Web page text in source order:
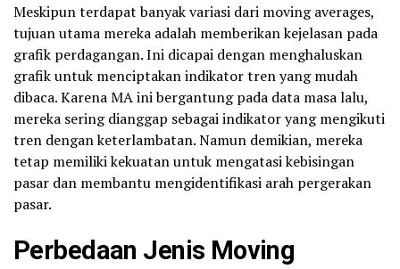
Meskipun terdapat banyak variasi dari moving averages,
tujuan utama mereka adalah memberikan kejelasan pada
grafik perdagangan. Ini dicapai dengan menghaluskan
grafik untuk menciptakan indikator tren yang mudah
dibaca. Karena MA ini bergantung pada data masa lalu,
mereka sering dianggap sebagai indikator yang mengikuti
tren dengan keterlambatan. Namun demikian, mereka
tetap memiliki kekuatan untuk mengatasi kebisingan
pasar dan membantu mengidentifikasi arah pergerakan
pasar.
Perbedaan Jenis Moving